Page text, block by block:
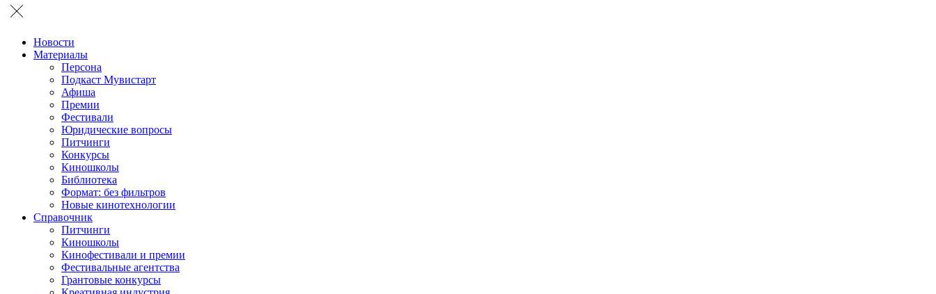
Новости
Материалы
Персона
Подкаст Мувистарт
Афиша
Премии
Фестивали
Юридические вопросы
Питчинги
Конкурсы
Киношколы
Библиотека
Формат: без фильтров
Новые кинотехнологии
Справочник
Питчинги
Киношколы
Кинофестивали и премии
Фестивальные агентства
Грантовые конкурсы